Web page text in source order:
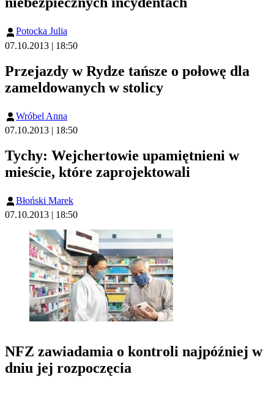
Potocka Julia
07.10.2013 | 18:50
Przejazdy w Rydze tańsze o połowę dla
zameldowanych w stolicy
Wróbel Anna
07.10.2013 | 18:50
Tychy: Wejchertowie upamiętnieni w
mieście, które zaprojektowali
Błoński Marek
07.10.2013 | 18:50
NFZ zawiadamia o kontroli najpóźniej w
dniu jej rozpoczęcia